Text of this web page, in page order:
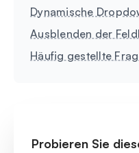
Dynamische
Ausblenden der
Häufig gestellte
Probieren Sie